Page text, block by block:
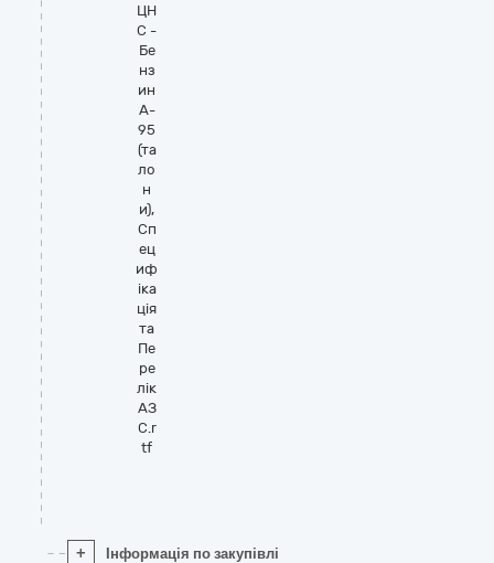
ЦН
С -
Бе
нз
ин
А-
95
(та
ло
н
и),
Сп
ец
иф
іка
ція
та
Пе
ре
лік
АЗ
С.r
tf
+ Інформація по закупівлі